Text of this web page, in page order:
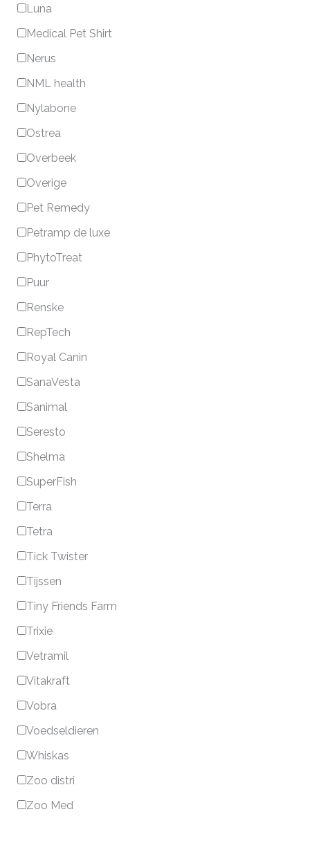
Luna
Medical Pet Shirt
Nerus
NML health
Nylabone
Ostrea
Overbeek
Overige
Pet Remedy
Petramp de luxe
PhytoTreat
Puur
Renske
RepTech
Royal Canin
SanaVesta
Sanimal
Seresto
Shelma
SuperFish
Terra
Tetra
Tick Twister
Tijssen
Tiny Friends Farm
Trixie
Vetramil
Vitakraft
Vobra
Voedseldieren
Whiskas
Zoo distri
Zoo Med